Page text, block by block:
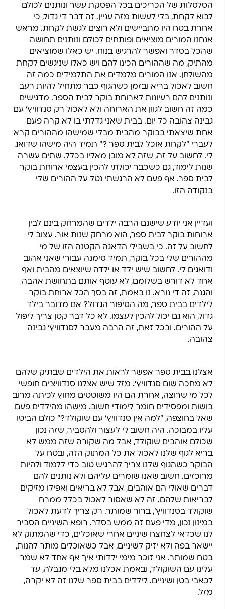
הסלסלות של הכריכים בכל הפסקת עשר ונותנים לכולם
לבוא לקחת, בלי לעשות מזה עניין. זה דבר די גדול, כי
אחרת בטח היו מתביישים ולא רוצים לגשת לקחת. מראש
אנחנו המורים מוציאים ופותחים לכולם ונותנים תחושה
שהכל בסדר ואפשר להרגיש בנוח. יש כאלו שמוציאים
מהתיק, מה שההורים הכינו להם ויש כאלו שניגשים לקחת
מהשולחן. אנו המורים מלמדים את התלמידים כמה זה
חשוב לאכול בריא ובזמן כשהגוף כבר מתחיל להיות רעב
ונותנים להם רעיונות לארוחת בוקר לבית הספר. מדגישים
כמה זה חשוב לגוון את הארוחה ולא לאכול רק סנדוויץ' עם
גבינה צהובה כל יום. בבית שאני גדלתי בו לא קרה פעם
אחת שיצאתי בבוקר מהבית מבלי שמישהו מההורים קרא
לעברי "לקחת אוכל לבית ספר ?" תמיד היה מישהו שדואג
לי. לחשוב על זה, שזה לא מובן מאליו בכלל. שתים עשרה
שנות לימוד, גם כשכבר יכולתי להכין בעצמי ארוחת בוקר
לבית ספר. אף פעם לא הרגשתי נטל על ההורים שלי
בנקודה הזו.
ועדיין אני יודע שישנם הרבה ילדים שהמרחק בינם לבין
ארוחות בוקר לבית ספר, הוא מרחק שנות אור. עצוב לי
לחשוב על זה. כי בשבילי הדאגה הקטנה הזו של מי
מההורים שלי בכל בוקר, תמיד סימנה עבורי שאני אהוב
ודואגים לי. לחשוב שיש ילד או ילדה שיוצאים מהבית ואף
אחד לא דורש בשלומם, לא עוטף אותם בתחושת אהבה
והגנה, זה די נורא. נו באמת, זה בסך הכל ארוחת בוקר
לילדים בבית ספר, מה הסיפור הגדול? אם מדובר בילד
גדול, הוא גם יכול להכין לעצמו. לא כל דבר קטן צריך ליפול
על ההורים. ובכל זאת, זה הרבה מעבר לסנדוויץ' גבינה
צהובה.
אצלנו בבית ספר אפשר לראות את הילדים שבתיק שלהם
לא מחכה שום סנדוויץ'. מזל שיש אצלנו סנדוויצ'ים חופשי
לכל מי שרוצה, אחרת הם היו משוטטים מחוץ לכיתה מרוב
בושות ומפסידים חומר לימודי חשוב. מישהו מהילדים פעם
שאל בחוצפה, "למה אין סנדוויץ' עם שוקולד?" כולם הביטו
עליו במבוכה. היה חשוב לי לעצור ולהסביר, שזה נכון
שכולם אוהבים שוקולד, אבל מה שקורה שזה ממש לא
בריא לגוף שלנו לאכול את כל המתוק הזה, ובטח על
הבוקר כשהגוף שלנו צריך להרגיש טוב כדי ללמוד ולהיות
מרוכזים. חשוב שאנו שומרים עליהם ולא נותנים להם
דברים שאולי הם אוהבים, אבל לא בריאים ואפילו מזיקים
לבריאות שלהם. זה לא שאסור לאכול בכלל ממרח
שוקולד בסנדוויץ', ברור שמותר. רק צריך לדעת לאכול
במינון נכון, מדי פעם זה ממש בסדר. רופא השיניים הסביר
לנו שכדאי לצחצח שיניים אחרי שאוכלים, כדי שהמתוק לא
יישאר בפה ולא יזיק לשיניים, אבל כשאוכלים מותר להנות,
בטח שמותר. אני זוכר מימי ילדותי איך אף אחד לא שמר
עלינו עם השוקולד, ובאמת אכלנו מלא בלי מגבלה, עד
לכאבי בטן ושיניים. לילדים בבית ספר שלנו זה לא יקרה,
מזל.